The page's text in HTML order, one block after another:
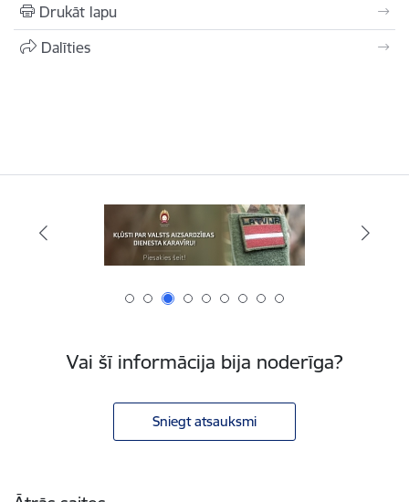
Drukāt lapu
Dalīties
Vai šī informācija bija noderīga?
Sniegt atsauksmi